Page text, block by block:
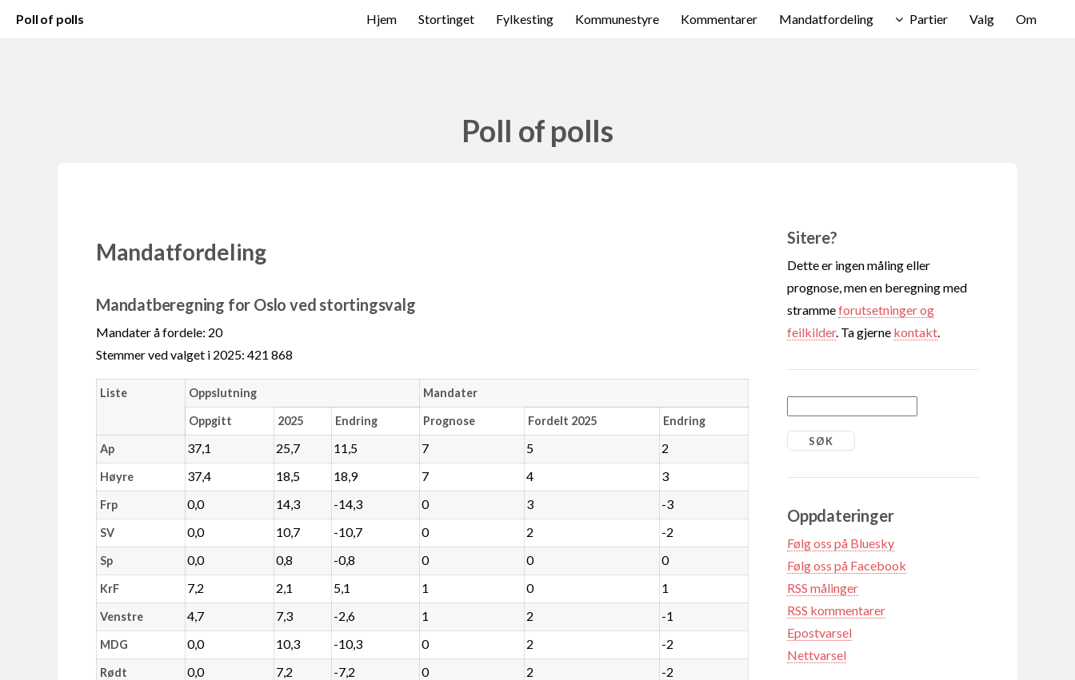
Poll of polls Hjem Stortinget Fylkesting Kommunestyre Kommentarer Mandatfordeling Partier Valg Om
Poll of polls
Mandatfordeling
Mandatberegning for Oslo ved stortingsvalg
Mandater å fordele: 20
Stemmer ved valget i 2025: 421 868
Liste Oppslutning Mandater
Oppgitt 2025 Endring Prognose Fordelt 2025 Endring
Ap 37,1 25,7 11,5 7 5 2
Høyre 37,4 18,5 18,9 7 4 3
Frp 0,0 14,3 -14,3 0 3 -3
SV 0,0 10,7 -10,7 0 2 -2
Sp 0,0 0,8 -0,8 0 0 0
KrF 7,2 2,1 5,1 1 0 1
Venstre 4,7 7,3 -2,6 1 2 -1
MDG 0,0 10,3 -10,3 0 2 -2
Rødt 0,0 7,2 -7,2 0 2 -2
Sitere?
Dette er ingen måling eller
prognose, men en beregning med
strammeforutsetninger og
feilkilder. Ta gjerne kontakt
Oppdateringer
Følg oss på Bluesky
Følg oss på Facebook
RSS målinger
RSS kommentarer
Epostvarsel
Nettvarsel